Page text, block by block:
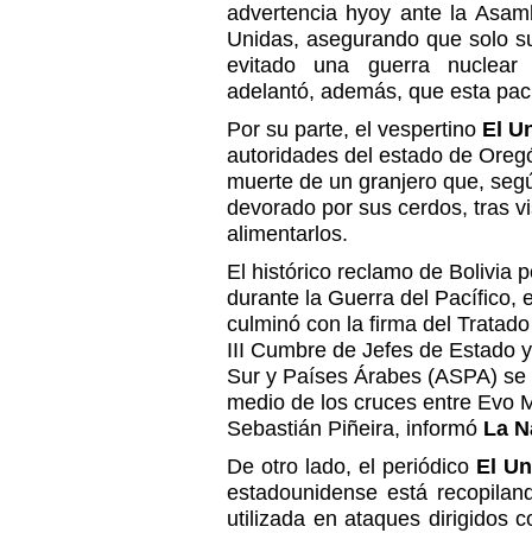
advertencia hyoy ante la
Unidas, asegurando que solo
evitado una guerra
adelantó, además, que esta
Por su parte, el vespertino El
autoridades del estado de
muerte de un granjero que,
devorado por sus cerdos, tras
alimentarlos.
El histórico reclamo de Bolivia
durante la Guerra del Pacífico,
culminó con la firma del
III Cumbre de Jefes de Estado
Sur y Países Árabes (ASPA)
medio de los cruces entre Evo
Sebastián Piñeira, informó La
De otro lado, el periódico El
estadounidense está
utilizada en ataques dirigidos